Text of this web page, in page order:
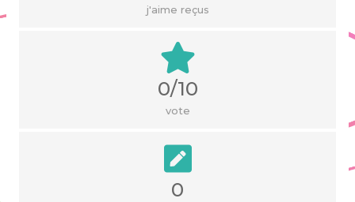
j'aime reçus
0/10
vote
0